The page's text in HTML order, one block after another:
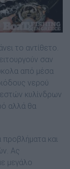
το αντίθετο.
σαν
από µέσα
νερού
κυλίνδρων
αλλά θα
και
Ας
µεγάλο